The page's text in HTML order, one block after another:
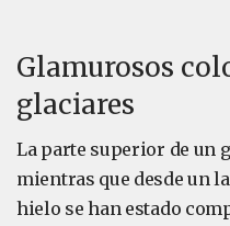
Glamurosos
glaciares
La parte superior de un
mientras que desde un
hielo se han estado